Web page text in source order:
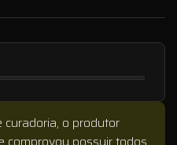
o produtor